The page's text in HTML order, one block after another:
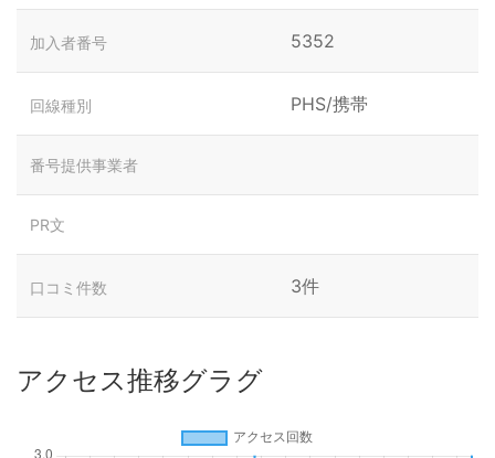
加入者番号 5352
回線種別 PHS/携帯
番号提供事業者
PR文
口コミ件数 3件
アクセス推移グラグ